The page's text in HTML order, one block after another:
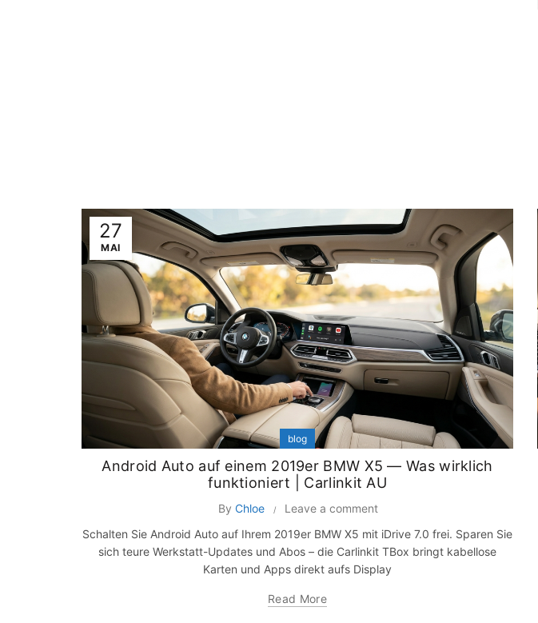
27
MAI
blog
Android Auto auf einem 2019er BMW X5 — Was wirklich
funktioniert | Carlinkit AU
By Chloe
Leave a comment
Schalten Sie Android Auto auf Ihrem 2019er BMW X5 mit iDrive 7.0 frei. Sparen Sie
sich teure Werkstatt-Updates und Abos – die Carlinkit TBox bringt kabellose
Karten und Apps direkt aufs Display
Read More